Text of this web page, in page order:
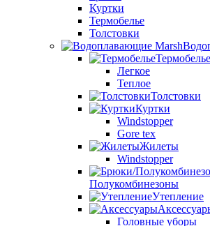
Куртки
Термобелье
Толстовки
Термобелье
Легкое
Теплое
Толстовки
Куртки
Windstopper
Gore tex
Жилеты
Windstopper
Полукомбинезоны
Утепление
Головные уборы